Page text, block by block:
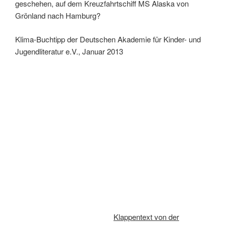
geschehen, auf dem Kreuzfahrtschiff MS Alaska von
Grönland nach Hamburg?
Klima-Buchtipp der Deutschen Akademie für Kinder- und
Jugendliteratur e.V., Januar 2013
Klappentext von der